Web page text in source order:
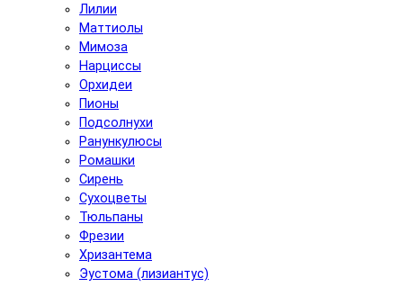
Лилии
Маттиолы
Мимоза
Нарциссы
Орхидеи
Пионы
Подсолнухи
Ранункулюсы
Ромашки
Сирень
Сухоцветы
Тюльпаны
Фрезии
Хризантема
Эустома (лизиантус)